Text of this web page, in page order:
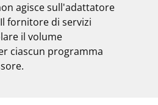
agisce sull'adattatore
fornitore di servizi
il volume
ciascun programma